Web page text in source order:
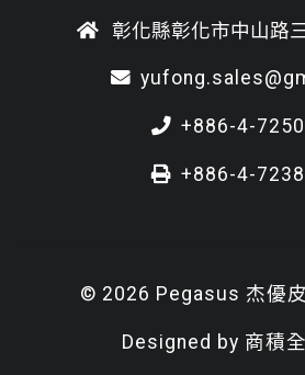
彰化縣彰化市中山路
+886-4-
+886-4-
© 2026 Pegasus 杰優
Designed by 商積